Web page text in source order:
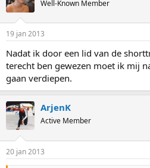
Well-Known Member
19 jan 2013
Nadat ik door een lid van de
terecht ben gewezen moet ik mij
gaan verdiepen.
ArjenK
Active Member
20 jan 2013